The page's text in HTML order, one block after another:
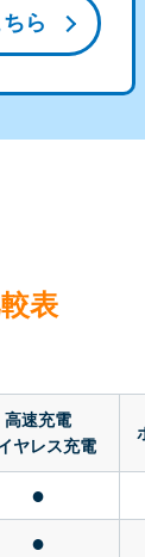
ら
表
高速充電
ヤレス充電
●
●